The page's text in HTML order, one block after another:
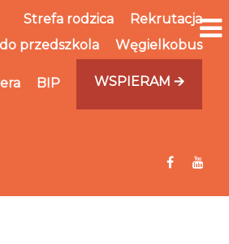
Strefa rodzica
Rekrutacja
przedszkola
Węgielkobus
BIP WSPIERAM 🡪